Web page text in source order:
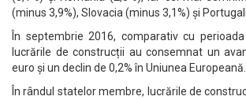
(minus 3,9%), Slovacia (minus 3,1%) și
În septembrie 2016, comparativ cu
lucrările de construcții au consemnat un
euro și un declin de 0,2% în Uniunea Europeană.
În rândul statelor membre, lucrările de